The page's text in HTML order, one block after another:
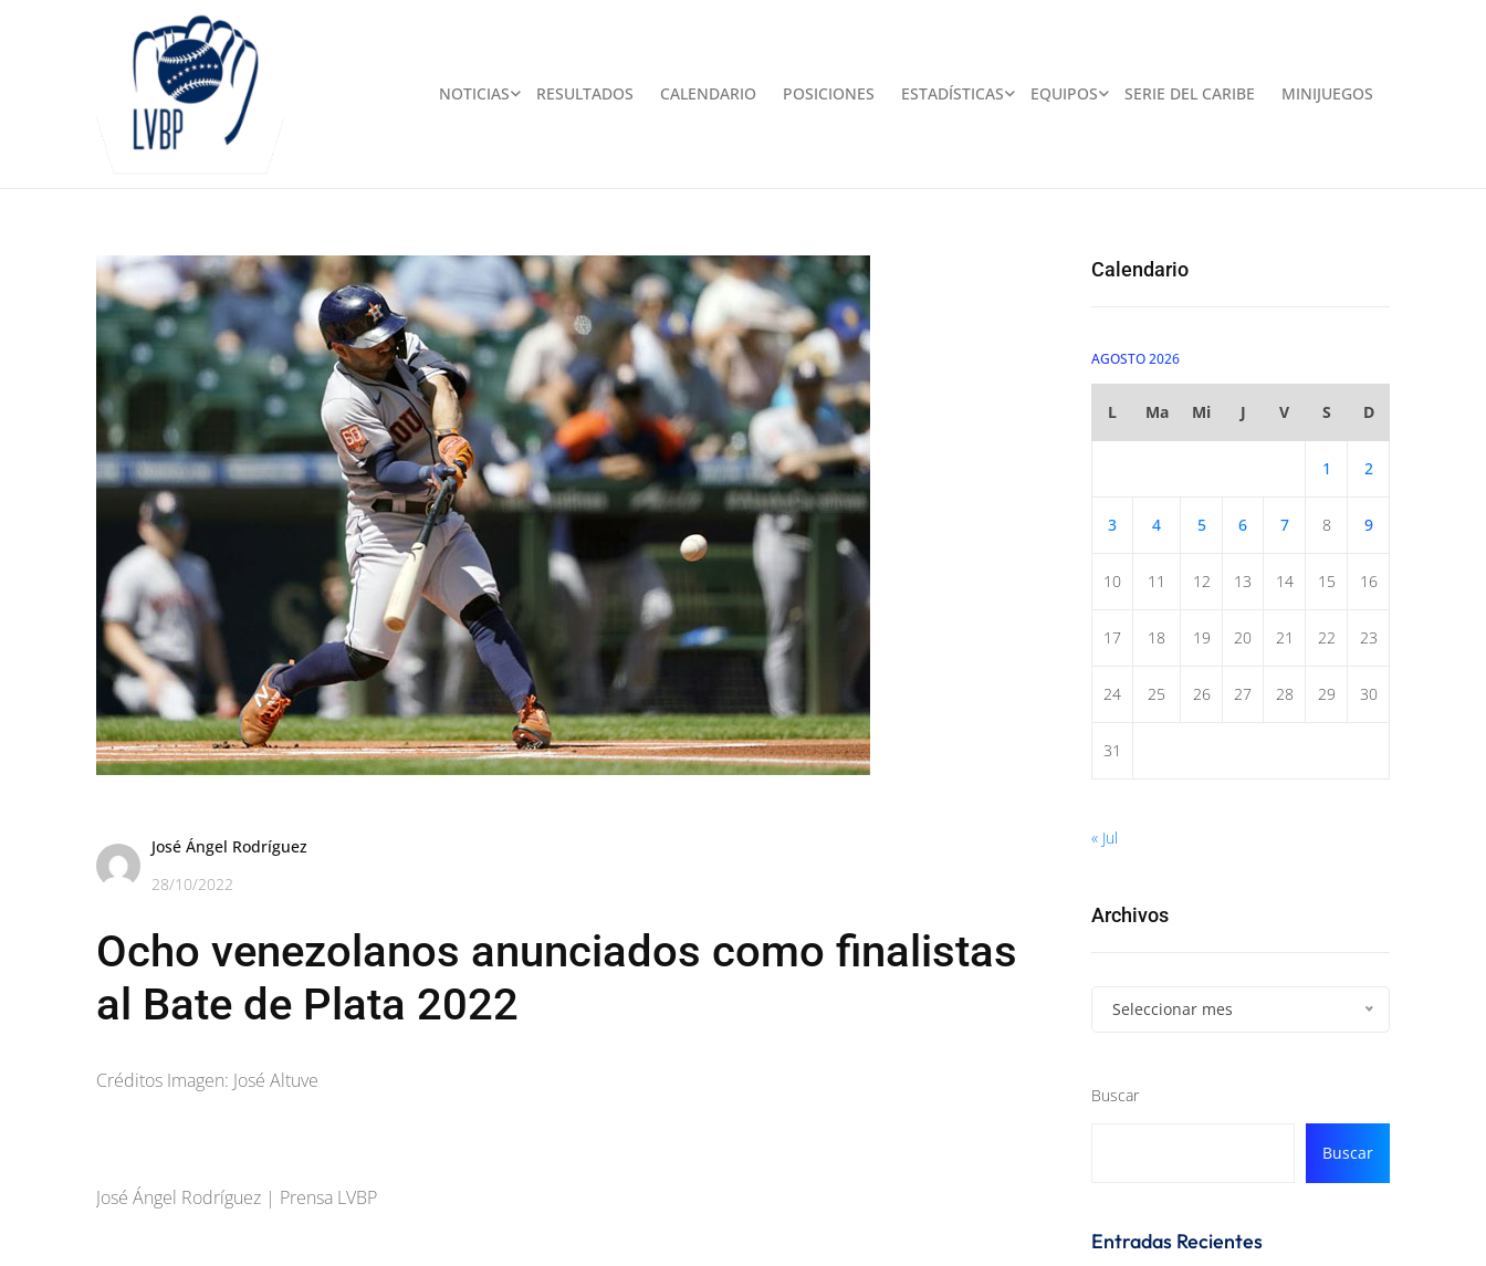
NOTICIAS RESULTADOS CALENDARIO POSICIONES ESTADÍSTICAS EQUIPOS SERIE DEL CARIBE MINIJUEGOS
José Ángel Rodríguez
28/10/2022
Ocho venezolanos anunciados como finalistas
al Bate de Plata 2022
Créditos Imagen: José Altuve
José Ángel Rodríguez | Prensa LVBP
Calendario
AGOSTO 2026
L Ma Mi J V S D
1 2
3 4 5 6 7 8 9
10 11 12 13 14 15 16
17 18 19 20 21 22 23
24 25 26 27 28 29 30
31
« Jul
Archivos
Seleccionar mes
Buscar
Buscar
Entradas Recientes